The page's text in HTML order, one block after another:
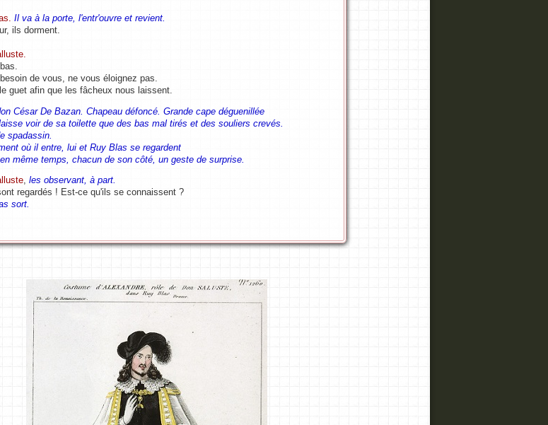
Il va à la porte, l'entr'ouvre et revient.
ils dorment.
de vous, ne vous éloignez pas.
guet afin que les fâcheux nous laissent.
César De Bazan. Chapeau défoncé. Grande cape déguenillée
voir de sa toilette que des bas mal tirés et des souliers crevés.
spadassin.
où il entre, lui et Ruy Blas se regardent
même temps, chacun de son côté, un geste de surprise.
, les observant, à part.
regardés ! Est-ce qu'ils se connaissent ?
sort.